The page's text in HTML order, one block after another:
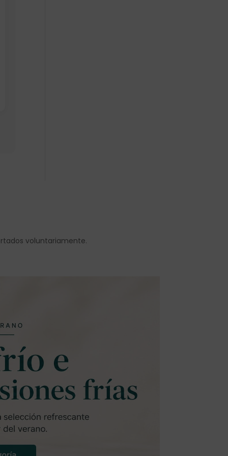
voluntariamente.